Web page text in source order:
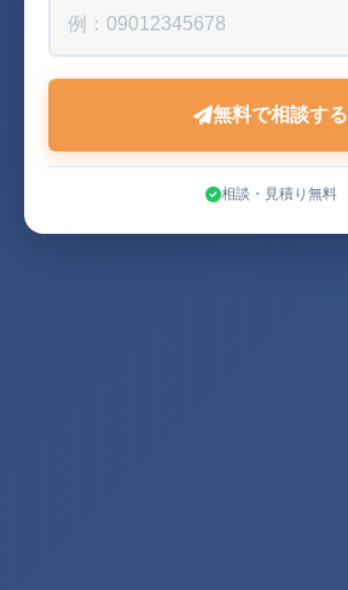
無料で相談する
相談・見積り無料